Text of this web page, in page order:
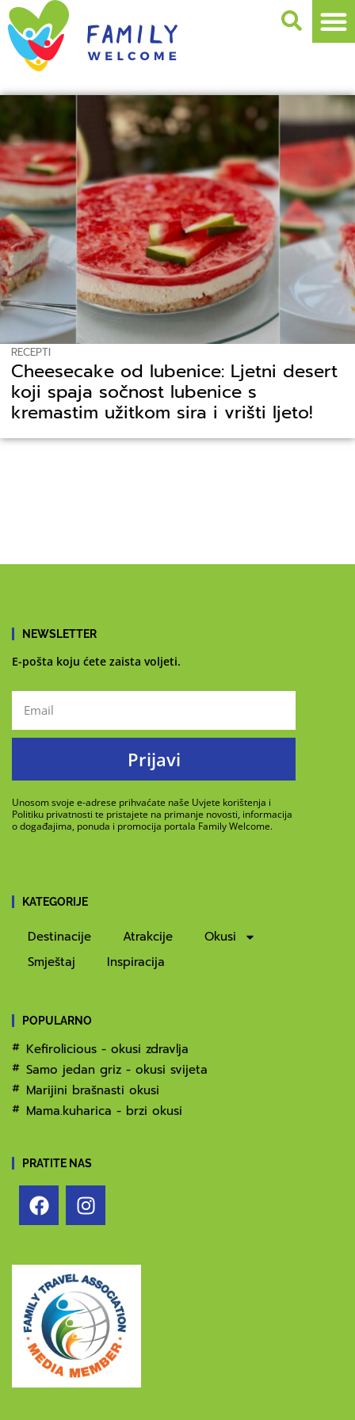
RECEPTI
Cheesecake od lubenice: Ljetni desert
koji spaja sočnost lubenice s
kremastim užitkom sira i vrišti ljeto!
NEWSLETTER
E-pošta koju ćete zaista voljeti.
Prijavi
Unosom svoje e-adrese prihvaćate naše Uvjete korištenja i
Politiku privatnosti te pristajete na primanje novosti, informacija
o događajima, ponuda i promocija portala Family Welcome.
KATEGORIJE
Destinacije Atrakcije
Okusi
Smještaj
Inspiracija
POPULARNO
Kefirolicious - okusi zdravlja
Samo jedan griz - okusi svijeta
Marijini brašnasti okusi
Mama.kuharica - brzi okusi
PRATITE NAS